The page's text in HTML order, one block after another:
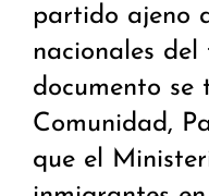
partido ajeno
nacionales
documento se
Comunidad,
que el